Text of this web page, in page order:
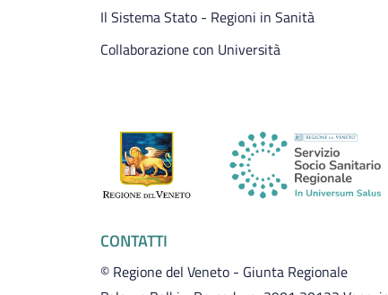
Il Sistema Stato - Regioni in Sanità
Collaborazione con Università
CONTATTI
© Regione del Veneto - Giunta Regionale